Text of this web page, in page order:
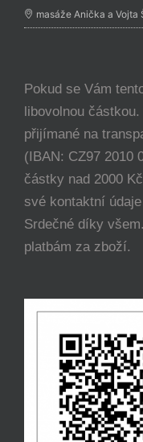
masáže Anička a Vojta
Pokud se Vám
libovolnou
přijímané na
(IBAN: CZ97 2010
částky nad 2000
své kontaktní
Srdečné díky
platbám za zboží.